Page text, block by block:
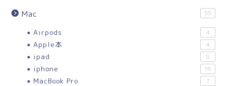
Mac 55
Airpods 4
Apple本 4
ipad 8
iphone 16
MacBook Pro 7